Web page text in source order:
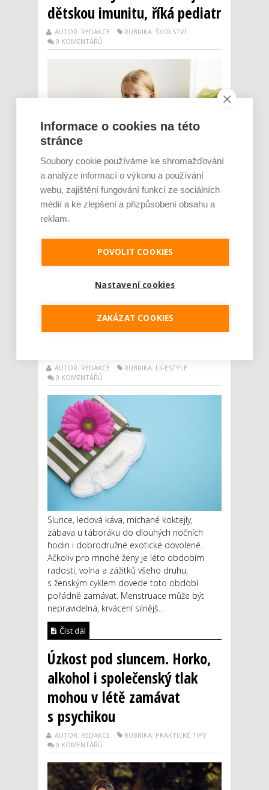
dětskou imunitu, říká pediatr
AUTOR: REDAKCE
RUBRIKA: ŠKOLSTVÍ
0 KOMENTÁŘŮ
Zářijový návrat do školních lavic s sebou
přináší nejen opětovné setkání se spolužáky
a nové učebnice, ale také rýmy, virózy nebo
angíny. Může za to jak pobyt ve větší skupině
režimu, z kolektivu a nových povinností.
Horko, koktejly a dlouhé
ponocování: víte, co vše
AUTOR: REDAKCE
RUBRIKA: LIFESTYLE
0 KOMENTÁŘŮ
Slunce, ledová káva, míchané koktejly,
zábava u táboráku do dlouhých nočních
hodin i dobrodružné exotické dovolené.
Ačkoliv pro mnohé ženy je léto obdobím
radosti, volna a zážitků všeho druhu,
s ženským cyklem dovede toto období
pořádně zamávat. Menstruace může být
nepravidelná, krvácení silnějš...
Číst dál
Úzkost pod sluncem. Horko,
alkohol i společenský tlak
mohou v létě zamávat
s psychikou
AUTOR: REDAKCE
RUBRIKA: PRAKTICKÉ TIPY
0 KOMENTÁŘŮ
Informace o cookies na této
stránce
Soubory cookie používáme ke shromažďování
a analýze informací o výkonu a používání
webu, zajištění fungování funkcí ze sociálních
médií a ke zlepšení a přizpůsobení obsahu a
reklam.
POVOLIT COOKIES
Nastavení cookies
ZAKÁZAT COOKIES